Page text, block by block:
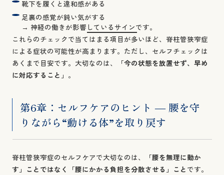
靴下を履くと違和感がある
足裏の感覚が鈍い気がする
→ 神経の働きが影響しているサインです。
これらのチェックで当てはまる項目が多いほど、脊柱管狭窄症
による症状の可能性が高まります。ただし、セルフチェックは
あくまで目安です。大切なのは、
「今の状態を放置せず、早め
に対応すること」 。
第6章：セルフケアのヒント ― 腰を守
りながら“動ける体”を取り戻す
脊柱管狭窄症のセルフケアで大切なのは、
「腰を無理に動か
す」ことではなく「腰にかかる負担を分散させる」こと です。